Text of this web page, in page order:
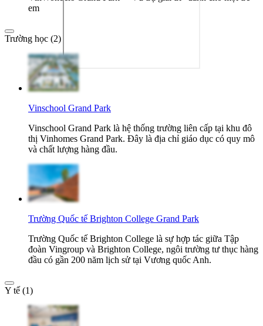
em
Trường học (2)
Vinschool Grand Park
Vinschool Grand Park là hệ thống trường liên cấp tại khu đô
thị Vinhomes Grand Park. Đây là địa chỉ giáo dục có quy mô
và chất lượng hàng đầu.
Trường Quốc tế Brighton College Grand Park
Trường Quốc tế Brighton College là sự hợp tác giữa Tập
đoàn Vingroup và Brighton College, ngôi trường tư thục hàng
đầu có gần 200 năm lịch sử tại Vương quốc Anh.
Y tế (1)